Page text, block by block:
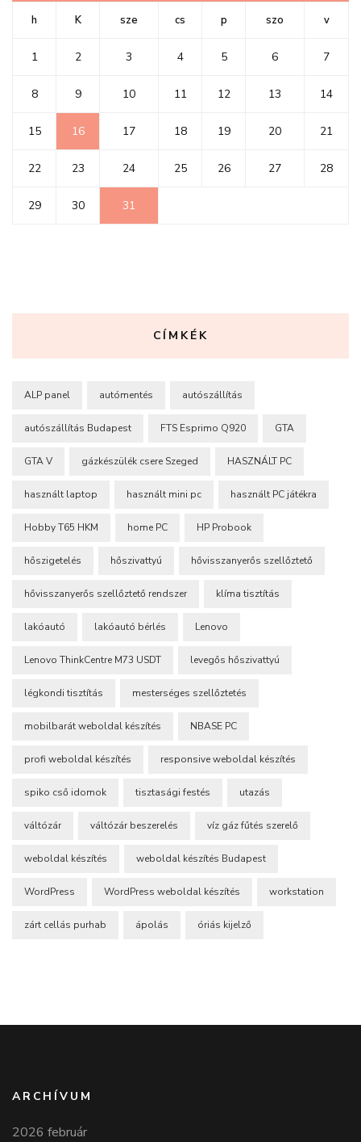
h K sze cs p szo v
1 2 3 4 5 6 7
8 9 10 11 12 13 14
15 16 17 18 19 20 21
22 23 24 25 26 27 28
29 30 31
CÍMKÉK
ALP panel autómentés autószállítás
autószállítás Budapest FTS Esprimo Q920 GTA
GTA V gázkészülék csere Szeged HASZNÁLT PC
használt laptop használt mini pc használt PC játékra
Hobby T65 HKM home PC HP Probook
hőszigetelés hőszivattyú hővisszanyerős szellőztető
hővisszanyerős szellőztető rendszer klíma tisztítás
lakóautó lakóautó bérlés Lenovo
Lenovo ThinkCentre M73 USDT levegős hőszivattyú
légkondi tisztítás mesterséges szellőztetés
mobilbarát weboldal készítés NBASE PC
profi weboldal készítés responsive weboldal készítés
spiko cső idomok tisztasági festés utazás
váltózár váltózár beszerelés víz gáz fűtés szerelő
weboldal készítés weboldal készítés Budapest
WordPress WordPress weboldal készítés workstation
zárt cellás purhab ápolás óriás kijelző
ARCHÍVUM
2026 február